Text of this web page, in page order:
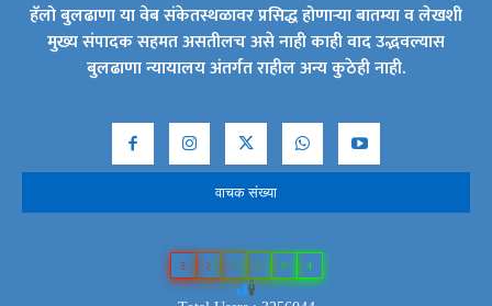
हॅलो बुलढाणा या वेब संकेतस्थळावर प्रसिद्ध होणाऱ्या बातम्या व लेखशी
मुख्य संपादक सहमत असतीलच असे नाही काही वाद उद्भवल्यास
बुलढाणा न्यायालय अंतर्गत राहील अन्य कुठेही नाही.
वाचक संख्या
3 2 5 6 0 4